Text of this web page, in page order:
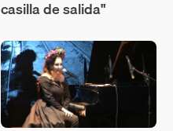
casilla de salida"